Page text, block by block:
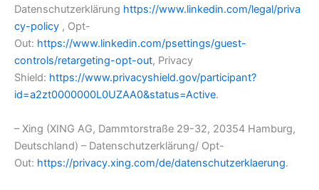
Datenschutzerklärung https://www.linkedin.com/legal/priva
cy-policy , Opt-
Out: https://www.linkedin.com/psettings/guest-
controls/retargeting-opt-out, Privacy
Shield: https://www.privacyshield.gov/participant?
id=a2zt0000000L0UZAA0&status=Active.
– Xing (XING AG, Dammtorstraße 29-32, 20354 Hamburg,
Deutschland) – Datenschutzerklärung/ Opt-
Out: https://privacy.xing.com/de/datenschutzerklaerung.